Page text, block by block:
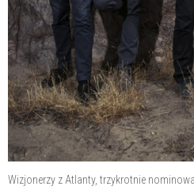
Wizjonerzy z Atlanty, trzykrotnie